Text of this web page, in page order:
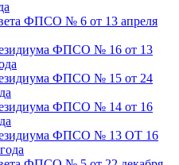
ФПСО № 6 от 13 апреля
ФПСО № 16 от 13
ФПСО № 15 от 24
ФПСО № 14 от 16
ФПСО № 13 ОТ 16